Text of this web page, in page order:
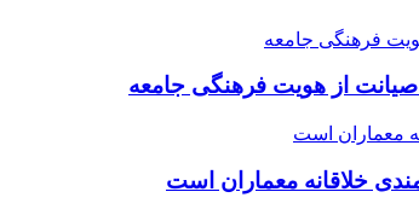
صیانت از هویت فرهنگی جامعه
خلاقانه معماران است